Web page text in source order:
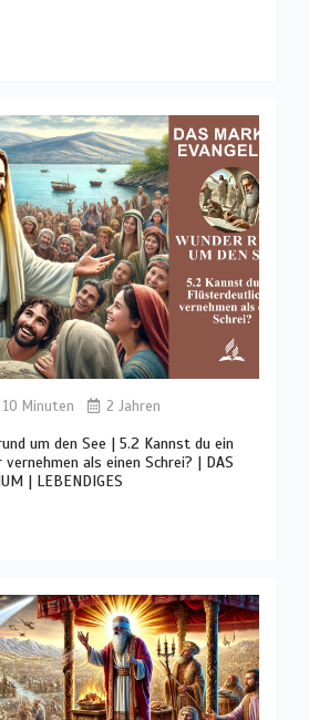
10 Minuten 2 Jahren
um den See | 5.2 Kannst du ein
als einen Schrei? | DAS
| LEBENDIGES